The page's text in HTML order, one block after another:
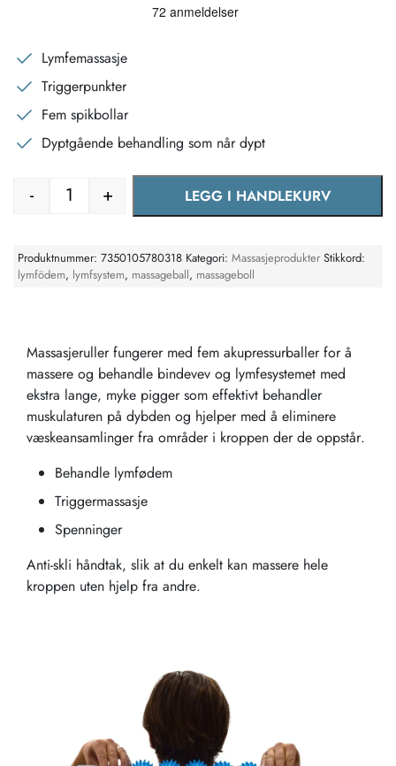
Lymfemassasje
Triggerpunkter
Fem spikbollar
Dyptgående behandling som når dypt
Massasjerulle med 5 piggkuler –
- + LEGG I HANDLEKURV
Produktnummer: 7350105780318 Kategori: Massasjeprodukter Stikkord:
lymfödem, lymfsystem, massageball, massageboll
Massasjeruller fungerer med fem akupressurballer for å
massere og behandle bindevev og lymfesystemet med
ekstra lange, myke pigger som effektivt behandler
muskulaturen på dybden og hjelper med å eliminere
væskeansamlinger fra områder i kroppen der de oppstår.
Behandle lymfødem
Triggermassasje
Spenninger
Anti-skli håndtak, slik at du enkelt kan massere hele
kroppen uten hjelp fra andre.